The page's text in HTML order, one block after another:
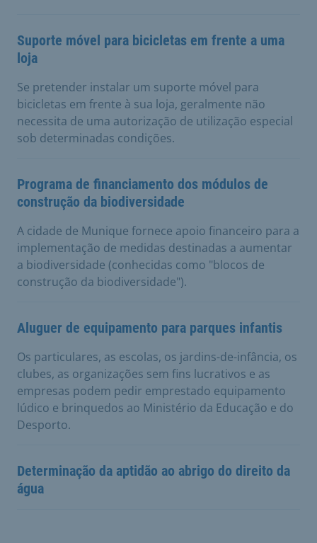
Suporte móvel para bicicletas em frente a uma
loja
Se pretender instalar um suporte móvel para
bicicletas em frente à sua loja, geralmente não
necessita de uma autorização de utilização especial
sob determinadas condições.
Programa de financiamento dos módulos de
construção da biodiversidade
A cidade de Munique fornece apoio financeiro para a
implementação de medidas destinadas a aumentar
a biodiversidade (conhecidas como "blocos de
construção da biodiversidade").
Aluguer de equipamento para parques infantis
Os particulares, as escolas, os jardins-de-infância, os
clubes, as organizações sem fins lucrativos e as
empresas podem pedir emprestado equipamento
lúdico e brinquedos ao Ministério da Educação e do
Desporto.
Determinação da aptidão ao abrigo do direito da
água